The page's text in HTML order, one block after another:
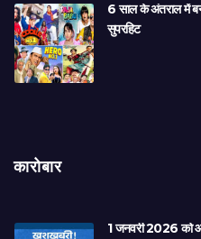
6 साल के अंतराल में
सुपरहिट
कारोबार
1 जनवरी 2026 को